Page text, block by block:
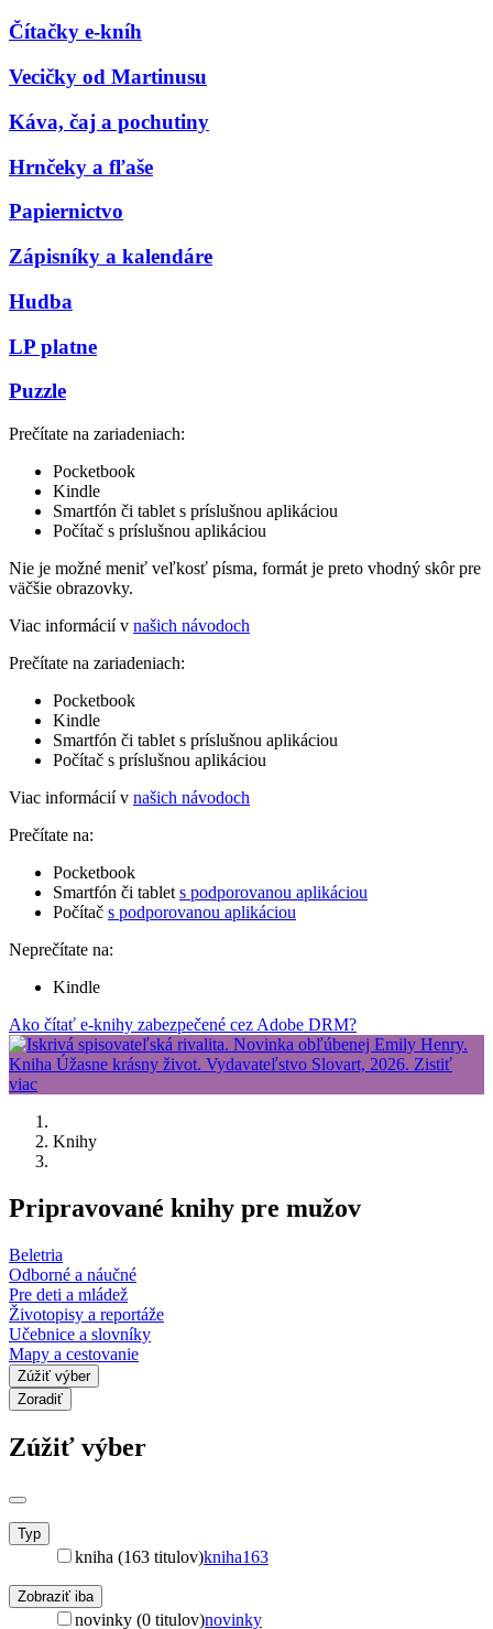
Čítačky e-kníh
Vecičky od Martinusu
Káva, čaj a pochutiny
Hrnčeky a fľaše
Papiernictvo
Zápisníky a kalendáre
Hudba
LP platne
Puzzle
Prečítate na zariadeniach:
Pocketbook
Kindle
Smartfón či tablet s príslušnou aplikáciou
Počítač s príslušnou aplikáciou
Nie je možné meniť veľkosť písma, formát je preto vhodný skôr pre
väčšie obrazovky.
Viac informácií v našich návodoch
Prečítate na zariadeniach:
Pocketbook
Kindle
Smartfón či tablet s príslušnou aplikáciou
Počítač s príslušnou aplikáciou
Viac informácií v našich návodoch
Prečítate na:
Pocketbook
Smartfón či tablet s podporovanou aplikáciou
Počítač s podporovanou aplikáciou
Neprečítate na:
Kindle
Ako čítať e-knihy zabezpečené cez Adobe DRM?
Knihy
Pripravované knihy pre mužov
Beletria
Odborné a náučné
Pre deti a mládež
Životopisy a reportáže
Učebnice a slovníky
Mapy a cestovanie
Zúžiť výber
Zoradiť
Zúžiť výber
Typ
kniha (163 titulov)kniha163
Zobraziť iba
novinky (0 titulov)novinky